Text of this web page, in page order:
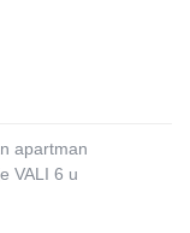
apartman
VALI 6 u
udobnost i